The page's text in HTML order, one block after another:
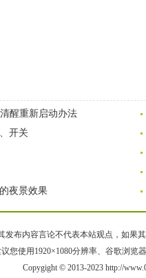
醒重新启动办法
开关
夜景效果
发布内容言论不代表本站观点，如果
您使用1920×1080分辨率、谷歌浏览
Copygight © 2013-2023 http://